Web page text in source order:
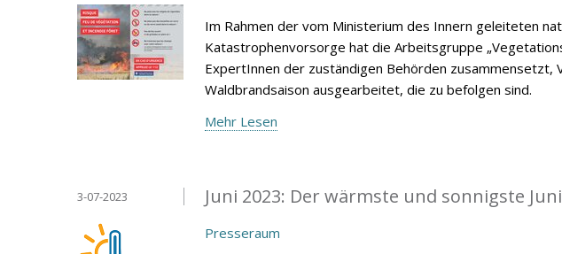
Im Rahmen der vom Ministerium des Innern geleiteten
Katastrophenvorsorge hat die Arbeitsgruppe
ExpertInnen der zuständigen Behörden zusammensetzt,
Waldbrandsaison ausgearbeitet, die zu befolgen sind.
Mehr Lesen
Juni 2023: Der wärmste und sonnigste
3-07-2023
Presseraum